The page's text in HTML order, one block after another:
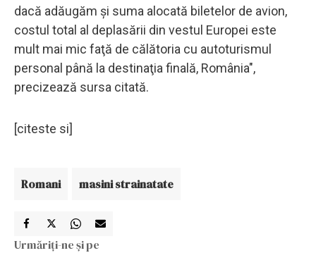
dacă adăugăm şi suma alocată biletelor de avion,
costul total al deplasării din vestul Europei este
mult mai mic faţă de călătoria cu autoturismul
personal până la destinaţia finală, România",
precizează sursa citată.
[citeste si]
Romani masini strainatate
Urmăriți-ne și pe